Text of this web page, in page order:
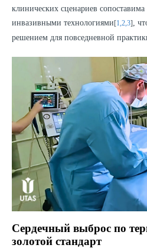
клинических сценариев
инвазивными технологиями 1,2,3 ,
решением для повседневной
Сердечный выброс по
золотой стандарт